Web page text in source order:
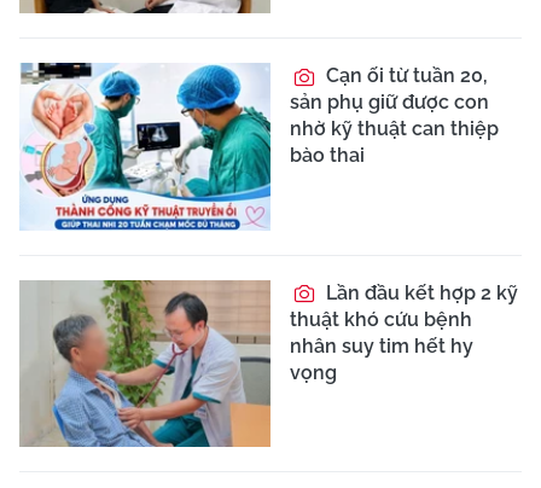
Cạn ối từ tuần 20,
sản phụ giữ được con
nhờ kỹ thuật can thiệp
bào thai
Lần đầu kết hợp 2 kỹ
thuật khó cứu bệnh
nhân suy tim hết hy
vọng